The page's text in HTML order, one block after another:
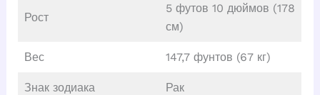
Рост
5 футов 10 дюймов (178
см)
Вес 147,7 фунтов (67 кг)
Знак зодиака Рак